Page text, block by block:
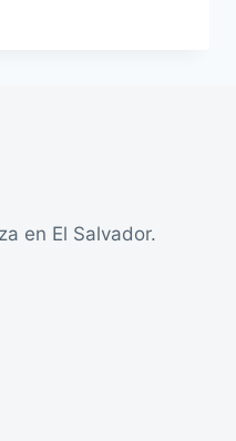
en El Salvador.